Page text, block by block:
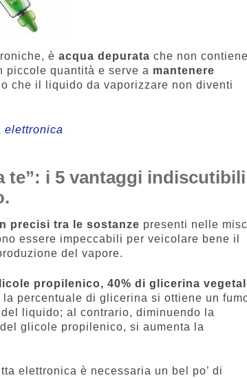
è acqua depurata che non
quantità e serve a mantenere
che il liquido da vaporizzare non diventi
elettronica
i 5 vantaggi indiscutibili
precisi tra le sostanze presenti nelle
essere impeccabili per veicolare bene il
del vapore.
propilenico, 40% di glicerina
la percentuale di glicerina si ottiene un
liquido; al contrario, diminuendo la
glicole propilenico, si aumenta la
elettronica è necessaria un bel po’ di